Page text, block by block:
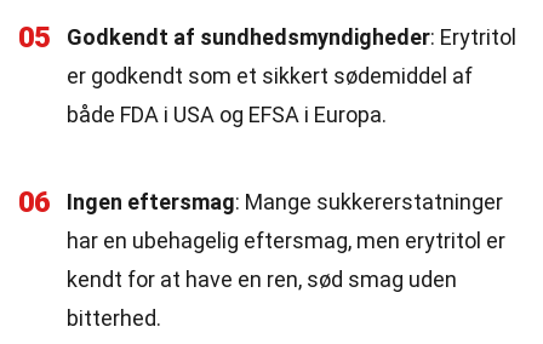
05 Godkendt af sundhedsmyndigheder: Erytritol
er godkendt som et sikkert sødemiddel af
både FDA i USA og EFSA i Europa.
06 Ingen eftersmag: Mange sukkererstatninger
har en ubehagelig eftersmag, men erytritol er
kendt for at have en ren, sød smag uden
bitterhed.